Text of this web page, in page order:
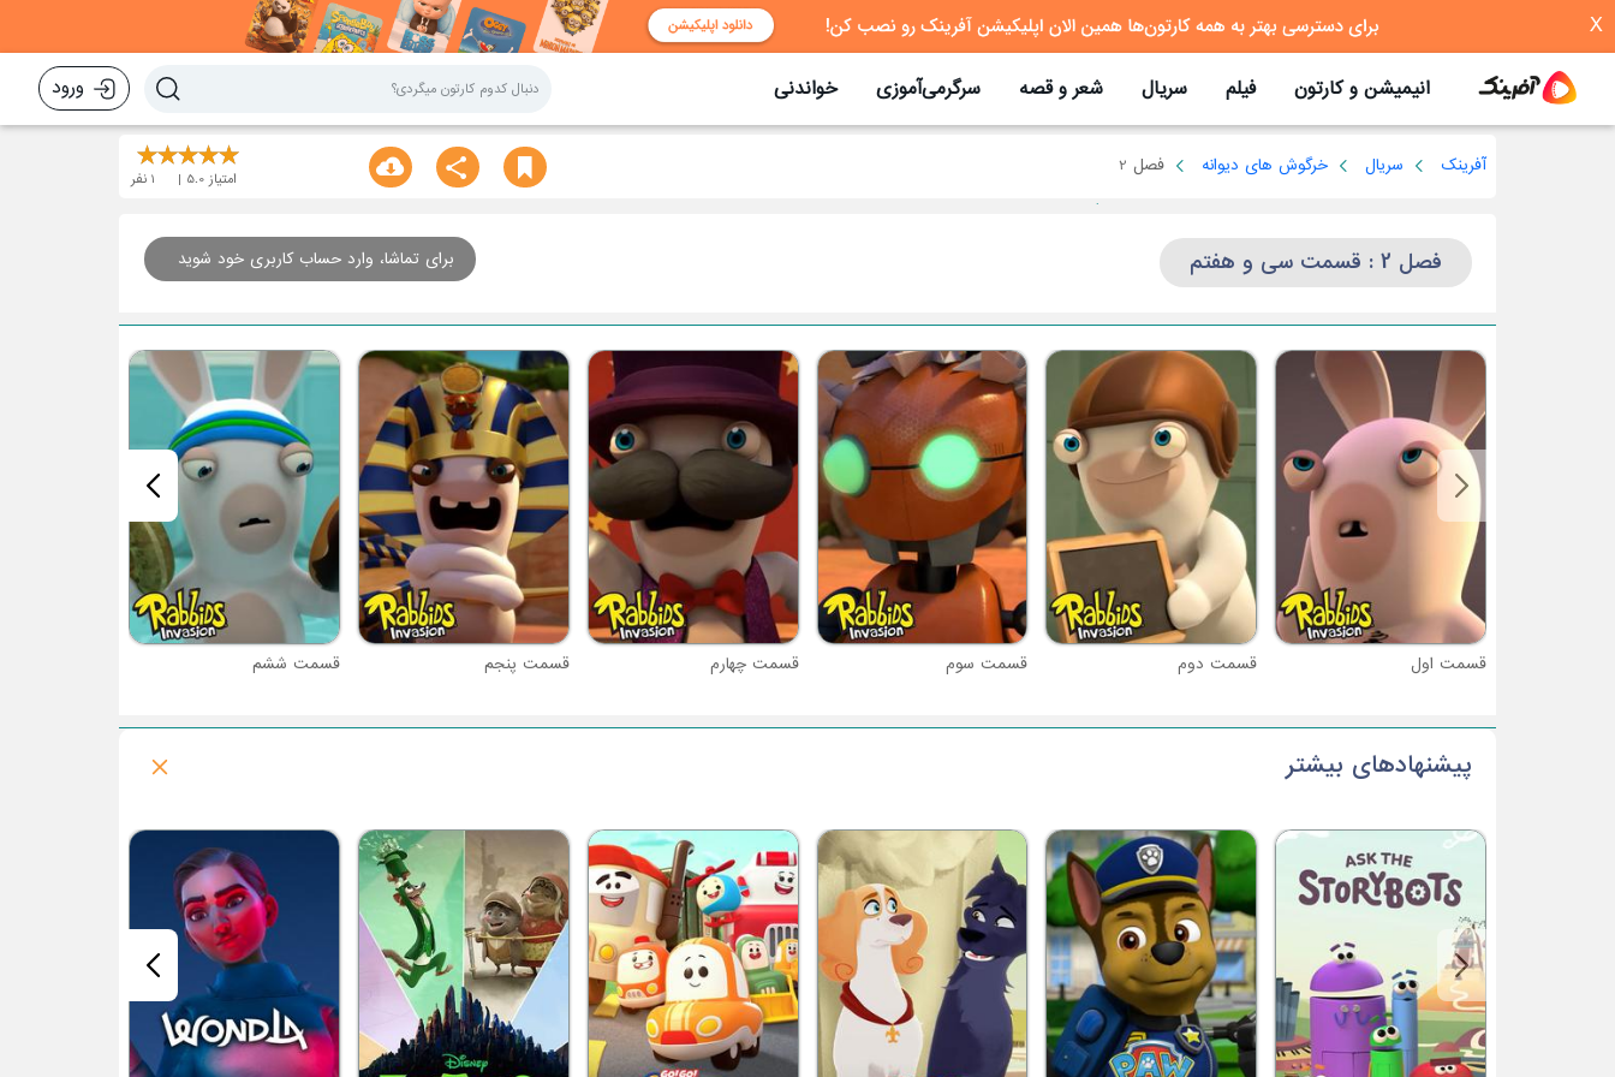
X
انیمیشن و کارتون فیلم سریال شعر و قصه سرگرمی‌آموزی خواندنی ورود
آفرینک سریال خرگوش های دیوانه فصل 2
امتیاز 5.0
1 نفر
فصل 2 : قسمت سی و هفتم برای تماشا، وارد حساب کاربری خود شوید
قسمت اول قسمت دوم قسمت سوم قسمت چهارم قسمت پنجم قسمت ششم
پیشنهادهای بیشتر